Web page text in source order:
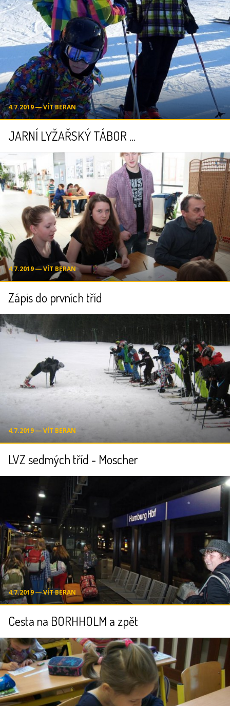
4.7.2019 ― VÍT BERAN
JARNÍ LYŽAŘSKÝ TÁBOR ...
4.7.2019 ― VÍT BERAN
Zápis do prvních tříd
4.7.2019 ― VÍT BERAN
LVZ sedmých tříd - Moscher
4.7.2019 ― VÍT BERAN
Cesta na BORHHOLM a zpět